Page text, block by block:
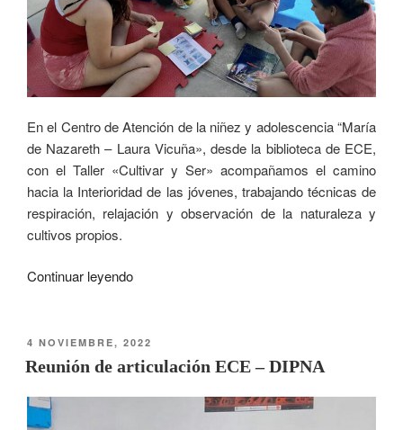
En el Centro de Atención de la niñez y adolescencia “María
de Nazareth – Laura Vicuña», desde la biblioteca de ECE,
con el Taller «Cultivar y Ser» acompañamos el camino
hacia la Interioridad de las jóvenes, trabajando técnicas de
respiración, relajación y observación de la naturaleza y
cultivos propios.
Continuar leyendo
4 NOVIEMBRE, 2022
Reunión de articulación ECE – DIPNA